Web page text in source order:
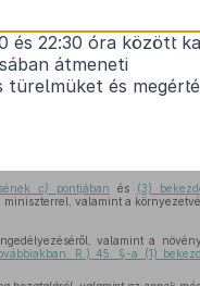
és
15.) FVM rendelet
c) pontjában és (3)
miniszterrel, valamint a
valamint a
R.) 45. §-a (1)
és 22:30 óra között
átmeneti
türelmüket és